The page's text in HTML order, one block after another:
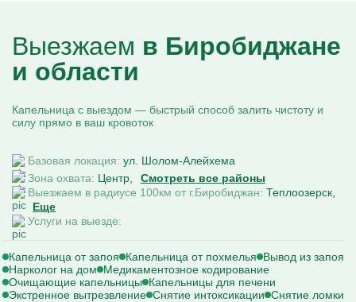
Выезжаем в Биробиджане
и области
Капельница с выездом — быстрый способ залить чистоту и
силу прямо в ваш кровоток
Базовая локация: ул. Шолом-Алейхема
Зона охвата: Центр
Смотреть все районы
Выезжаем в радиусе 100км от г.Биробиджан: Теплоозерск
Еще
Услуги на выезде:
Капельница от запоя Капельница от похмелья
Вывод из запоя
Нарколог на дом
Медикаментозное кодирование
Очищающие капельницы
Капельницы для печени
Экстренное вытрезвление Снятие интоксикации Снятие ломки